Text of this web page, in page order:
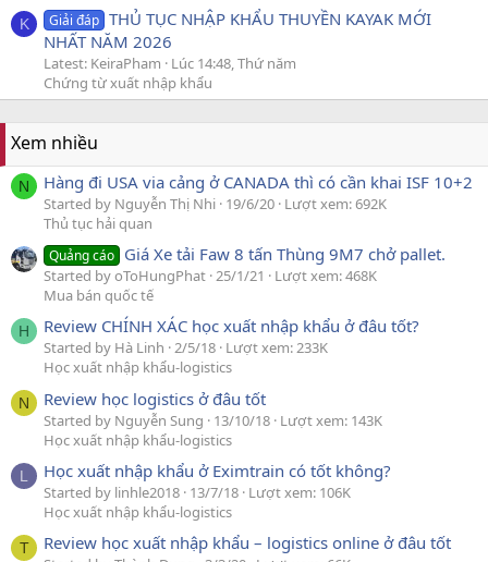
K Giải đáp THỦ TỤC NHẬP KHẨU THUYỀN KAYAK MỚI
NHẤT NĂM 2026
Latest: KeiraPham
Lúc 14:48, Thứ năm
Chứng từ xuất nhập khẩu
Xem nhiều
N Hàng đi USA via cảng ở CANADA thì có cần khai ISF 10+2
Started by Nguyễn Thị Nhi 19/6/20 Lượt xem: 692K
Thủ tục hải quan
Quảng cáo Giá Xe tải Faw 8 tấn Thùng 9M7 chở pallet.
Started by oToHungPhat 25/1/21
Lượt xem: 468K
Mua bán quốc tế
H Review CHÍNH XÁC học xuất nhập khẩu ở đâu tốt?
Started by Hà Linh 2/5/18 Lượt xem: 233K
Học xuất nhập khẩu-logistics
N Review học logistics ở đâu tốt
Started by Nguyễn Sung 13/10/18 Lượt xem: 143K
Học xuất nhập khẩu-logistics
L Học xuất nhập khẩu ở Eximtrain có tốt không?
Started by linhle2018 13/7/18 Lượt xem: 106K
Học xuất nhập khẩu-logistics
T Review học xuất nhập khẩu – logistics online ở đâu tốt